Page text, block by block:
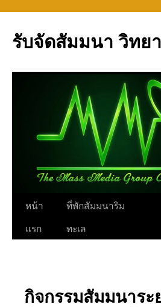
รับจัดสัมมนา วิทย
ข้าม
ไป
หน้า
แรก
ที่พักสัมมนาริม
ทะเล
กิจกรรมสัมมนาระ